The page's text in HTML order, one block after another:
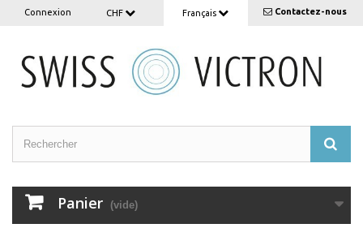
Contactez-nous
Français
CHF
Connexion
Panier (vide)